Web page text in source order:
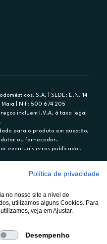
S.A. | SEDE: E.N. 14
| NIF: 500 674 205
incluem I.V.A. à taxa legal
para o produto em questão,
ou fornecedor.
eventuais erros publicados
em 12 meses, TAN
marca BNP Paribas Personal
se no 21 721 90 00 (dias
BdP848) atua como
e com exclusividade (registo
Política de privacidade
no nosso site a nivel de
utilizamos alguns Cookies. Para
veja em Ajustar.
Desempenho